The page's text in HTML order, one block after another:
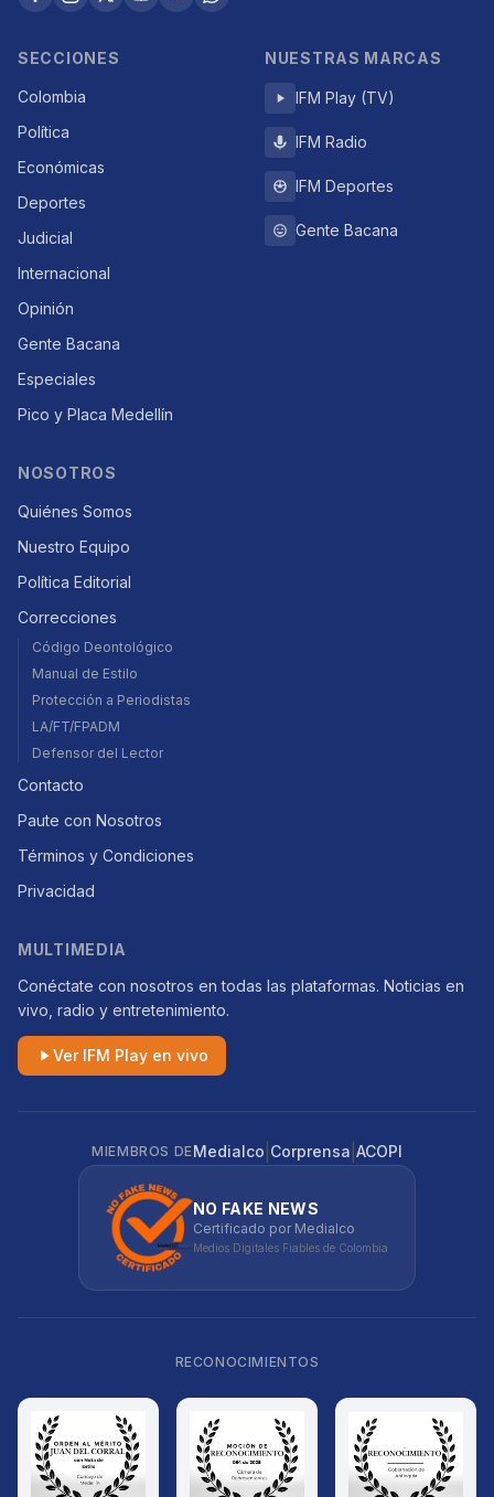
SECCIONES
Colombia
Política
Económicas
Deportes
Judicial
Internacional
Opinión
Gente Bacana
Especiales
Pico y Placa Medellín
NUESTRAS MARCAS
IFM Play (TV)
IFM Radio
IFM Deportes
Gente Bacana
NOSOTROS
Quiénes Somos
Nuestro Equipo
Política Editorial
Correcciones
Código Deontológico
Manual de Estilo
Protección a Periodistas
LA/FT/FPADM
Defensor del Lector
Contacto
Paute con Nosotros
Términos y Condiciones
Privacidad
MULTIMEDIA
Conéctate con nosotros en todas las plataformas. Noticias en
vivo, radio y entretenimiento.
Ver IFM Play en vivo
MIEMBROS DEMedialco Corprensa ACOPI
NO FAKE NEWS
Certificado por Medialco
Medios Digitales Fiables de Colombia
RECONOCIMIENTOS